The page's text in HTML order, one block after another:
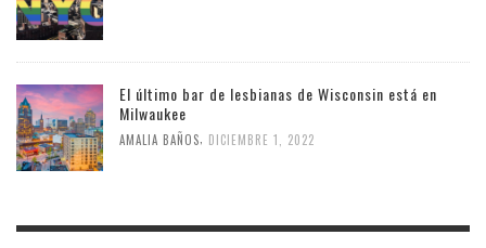
El último bar de lesbianas de Wisconsin está en
Milwaukee
AMALIA BAÑOS, DICIEMBRE 1, 2022